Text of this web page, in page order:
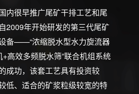
内很早推广尾矿干排工艺和尾
2009年开始研发的第三代尾矿
备——“浓缩脱水型水力旋流器
高效多频脱水筛”联合机组系统
成功，该套工艺具有投资较
低、适合的矿浆粒级较宽的特